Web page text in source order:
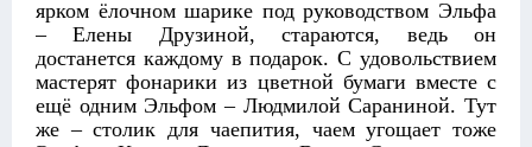
ярком ёлочном шарике под руководством Эльфа
– Елены Друзиной, стараются, ведь он
достанется каждому в подарок. С удовольствием
мастерят фонарики из цветной бумаги вместе с
ещё одним Эльфом – Людмилой Сараниной. Тут
же – столик для чаепития, чаем угощает тоже